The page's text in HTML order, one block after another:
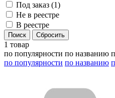
Под заказ (1)
Не в реестре
В реестре
1 товар
по популярности по названию
по популярности по названию